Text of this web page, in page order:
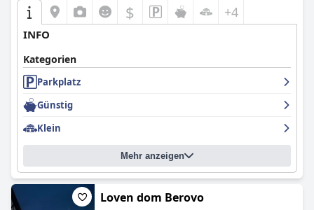
$ +4
INFO
Kategorien
Parkplatz
Günstig
Klein
Mehr anzeigen
Loven dom Berovo